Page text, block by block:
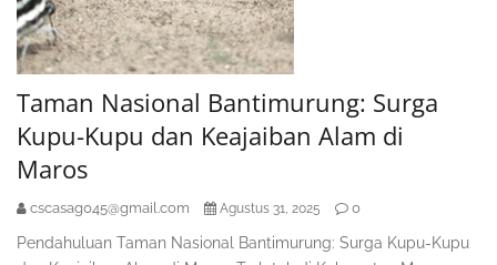
Taman Nasional Bantimurung: Surga
Kupu-Kupu dan Keajaiban Alam di
Maros
cscasag045@gmail.com Agustus 31, 2025 0
Pendahuluan Taman Nasional Bantimurung: Surga Kupu-Kupu